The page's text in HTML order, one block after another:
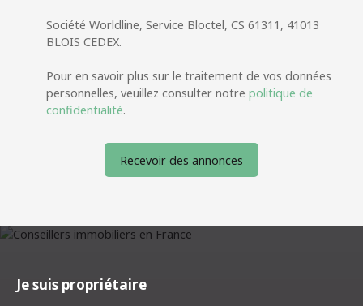
Société Worldline, Service Bloctel, CS 61311, 41013
BLOIS CEDEX.
Pour en savoir plus sur le traitement de vos données
personnelles, veuillez consulter notre politique de
confidentialité.
Recevoir des annonces
Je suis propriétaire